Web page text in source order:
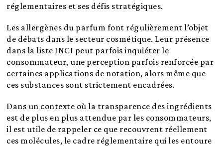
réglementaires et ses défis stratégiques.
Les allergènes du parfum font régulièrement l’objet
de débats dans le secteur cosmétique. Leur présence
dans la liste INCI peut parfois inquiéter le
consommateur, une perception parfois renforcée par
certaines applications de notation, alors même que
ces substances sont strictement encadrées.
Dans un contexte où la transparence des ingrédients
est de plus en plus attendue par les consommateurs,
il est utile de rappeler ce que recouvrent réellement
ces molécules, le cadre réglementaire qui les entoure